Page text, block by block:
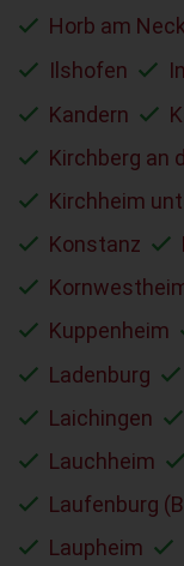
Horb am
Ilshofen
Kandern
Kirchberg an
Kirchheim
Konstanz
Kuppenheim
Ladenburg
Laichingen
Lauchheim
Laufenburg
Laupheim